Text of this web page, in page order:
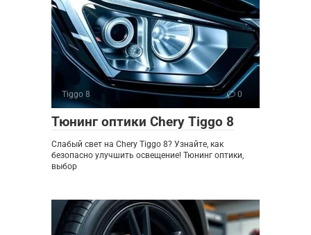
Tiggo 8 0
Тюнинг оптики Chery Tiggo 8
Слабый свет на Chery Tiggo 8? Узнайте, как
безопасно улучшить освещение! Тюнинг оптики,
выбор